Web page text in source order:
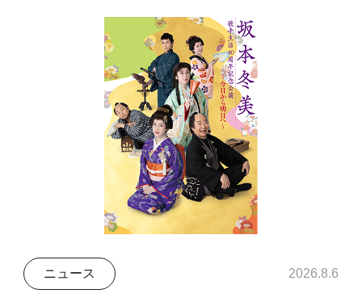
ニュース 2026.8.6